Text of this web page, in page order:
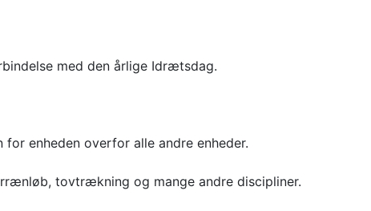
med den årlige Idrætsdag.
enheden overfor alle andre enheder.
tovtrækning og mange andre discipliner.